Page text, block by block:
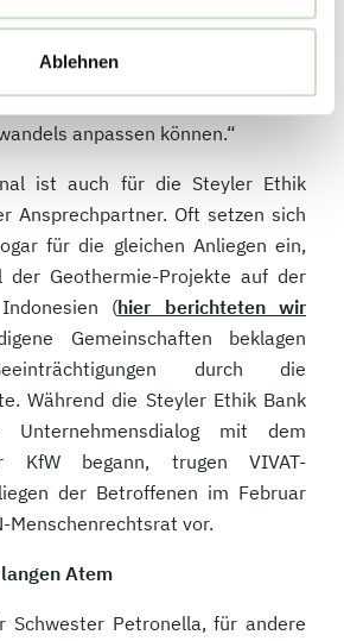
Ablehnen
die Länder des Südens
damit diese sich besser an die
anpassen können.“
ist auch für die Steyler Ethik
Ansprechpartner. Oft setzen sich
für die gleichen Anliegen ein,
Geothermie-Projekte auf der
(hier berichteten wir
Gemeinschaften beklagen
durch die
Während die Steyler Ethik Bank
Unternehmensdialog mit dem
KfW begann, trugen VIVAT-
der Betroffenen im Februar
Menschenrechtsrat vor.
Atem
Schwester Petronella, für andere